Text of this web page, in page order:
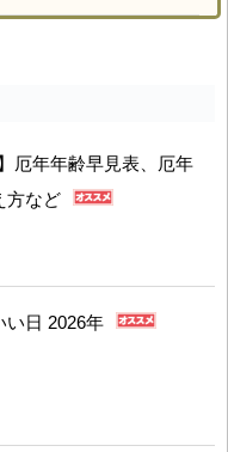
厄年年齢早見表、厄年
方など
い日 2026年